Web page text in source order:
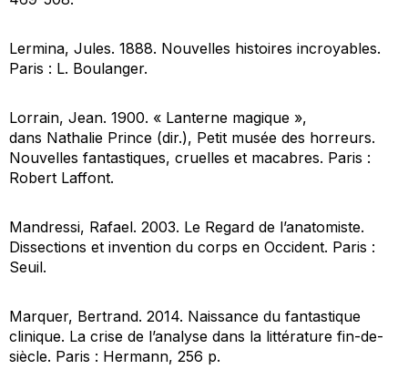
Lermina, Jules. 1888. Nouvelles histoires incroyables.
Paris : L. Boulanger.
Lorrain, Jean. 1900. « Lanterne magique »,
dans Nathalie Prince (dir.), Petit musée des horreurs.
Nouvelles fantastiques, cruelles et macabres. Paris :
Robert Laffont.
Mandressi, Rafael. 2003. Le Regard de l’anatomiste.
Dissections et invention du corps en Occident. Paris :
Seuil.
Marquer, Bertrand. 2014. Naissance du fantastique
clinique. La crise de l’analyse dans la littérature fin-de-
siècle. Paris : Hermann, 256 p.